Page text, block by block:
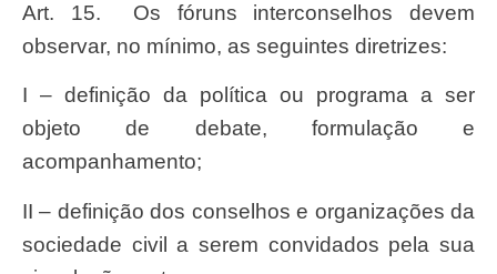
Art. 15. Os fóruns interconselhos devem
observar, no mínimo, as seguintes diretrizes:
I – definição da política ou programa a ser
objeto de debate, formulação e
acompanhamento;
II – definição dos conselhos e organizações da
sociedade civil a serem convidados pela sua